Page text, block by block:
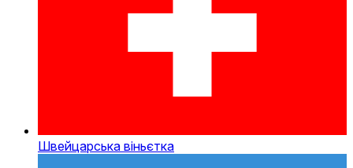
Швейцарська віньєтка